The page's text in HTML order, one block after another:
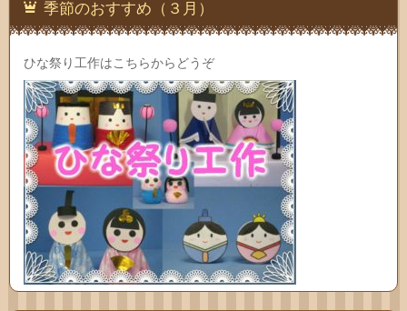
季節のおすすめ（３月）
ひな祭り工作はこちらからどうぞ